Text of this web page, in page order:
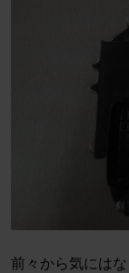
前々から気には